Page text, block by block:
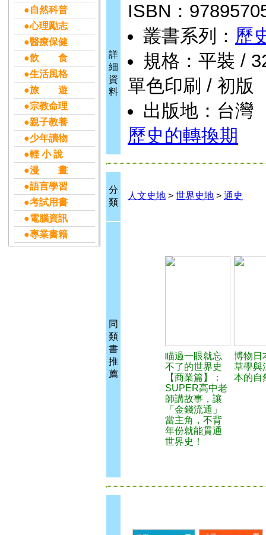
●自然科普
●心理勵志
●醫療保健
●飲 食
●生活風格
●旅 遊
●宗教命理
●親子教養
●少年讀物
●輕 小 說
●漫 畫
●語言學習
●考試用書
●電腦資訊
●專業書籍
詳
細
資
料
ISBN：
叢書系列： 歷
規格：平裝 /
單色印刷 / 初版
出版地：台灣
歷史的轉換期
分
類
人文史地 > 世界史地 > 通史
同
類
書
推
薦
瞄過一眼就忘
不了的世界史
【商業篇】：
SUPER高中老
師講故事，讓
「金錢流通」
當主角，不背
年份就能貫通
世界史！
博物日
草學與
本的自